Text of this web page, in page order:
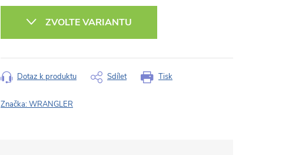
ZVOLTE VARIANTU
Tisk
Dotaz k produktu Sdílet
Značka:WRANGLER